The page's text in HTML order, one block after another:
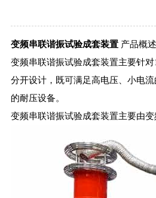
变频串联谐振试验成套装置 产品概述
变频串联谐振试验成套装置主要针
分开设计，既可满足高电压、小电
的耐压设备。
变频串联谐振试验成套装置主要由